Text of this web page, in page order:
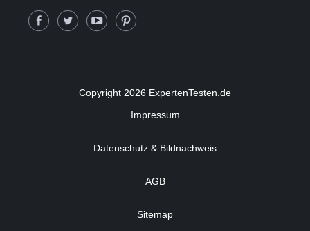
Copyright 2026 ExpertenTesten.de
Impressum
Datenschutz & Bildnachweis
AGB
Sitemap